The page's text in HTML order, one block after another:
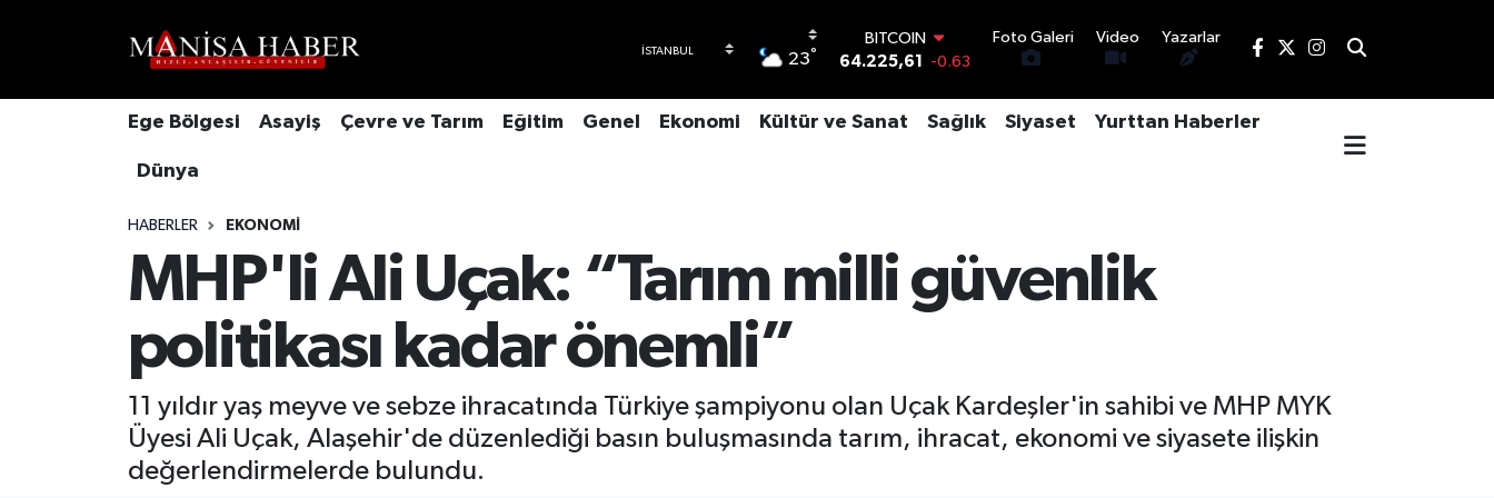
23°
DOLAR
47,7143
0.16
STERLİN
13.799
BITCOIN
64.225,61 -0.63
Foto Galeri Video Yazarlar
Ege Bölgesi Asayiş Çevre ve Tarım Eğitim Genel Ekonomi Kültür ve Sanat Sağlık Siyaset Yurttan Haberler
Dünya
HABERLER EKONOMI
MHP'li Ali Uçak: “Tarım milli güvenlik
politikası kadar önemli”
11 yıldır yaş meyve ve sebze ihracatında Türkiye şampiyonu olan Uçak Kardeşler'in sahibi ve MHP MYK
Üyesi Ali Uçak, Alaşehir'de düzenlediği basın buluşmasında tarım, ihracat, ekonomi ve siyasete ilişkin
değerlendirmelerde bulundu.
Tüm Manşetler
Haber Arşivi